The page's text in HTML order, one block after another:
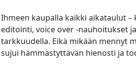
Ihmeen kaupalla kaikki aikataulut
editointi, voice over -nauhoitukset
tarkkuudella. Eikä mikään mennyt
sujui hämmästyttävän hienosti ja